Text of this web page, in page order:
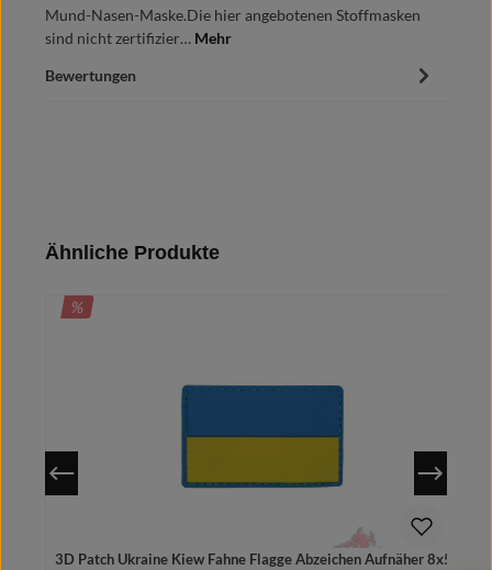
Mund-Nasen-Maske.Die hier angebotenen Stoffmasken
sind nicht zertifizier… Mehr
Bewertungen
Produktgalerie überspringen
Ähnliche Produkte
RABATT
%
3D Patch Ukraine Kiew Fahne Flagge Abzeichen Aufnäher 8x5cm